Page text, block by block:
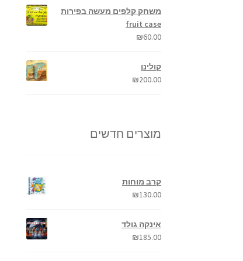
משחק קלפים מעשה בפירות
fruit case
₪60.00
קולינן
₪200.00
מוצרים חדשים
קרב מוחות
₪130.00
אינקה גולד
₪185.00